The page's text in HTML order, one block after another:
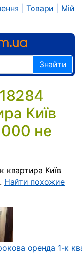
Товари
Мій
Знайти
Київ
не
Київ
Найти похожие
оренда 1-к